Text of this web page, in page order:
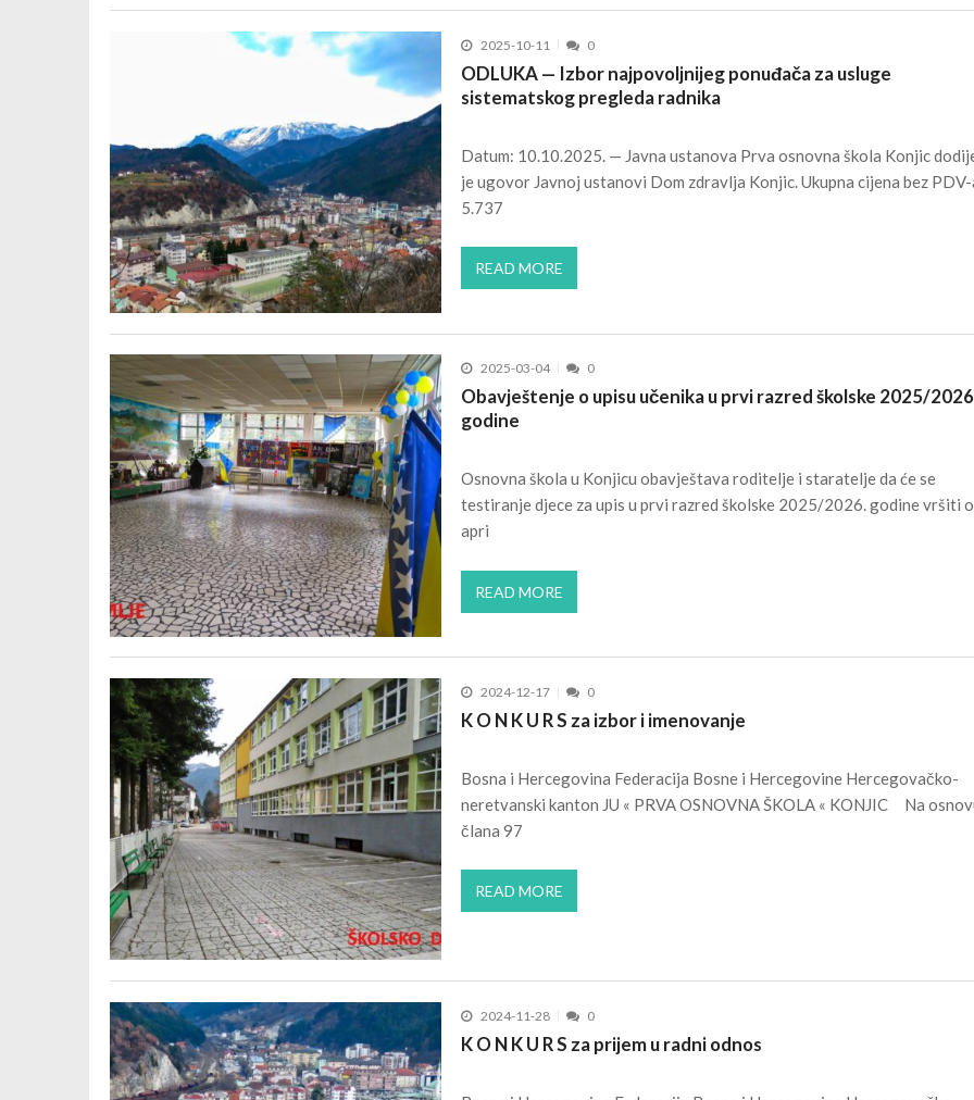
2025-10-11 0
ODLUKA — Izbor najpovoljnijeg ponuđača za usluge
sistematskog pregleda radnika
Datum: 10.10.2025. — Javna ustanova Prva osnovna škola Konjic
je ugovor Javnoj ustanovi Dom zdravlja Konjic. Ukupna cijena bez
5.737
READ MORE
2025-03-04 0
Obavještenje o upisu učenika u prvi razred školske 2025/
godine
Osnovna škola u Konjicu obavještava roditelje i staratelje da će se
testiranje djece za upis u prvi razred školske 2025/2026. godine vršiti
apri
READ MORE
2024-12-17 0
K O N K U R S za izbor i imenovanje
Bosna i Hercegovina Federacija Bosne i Hercegovine Hercegovačko-
neretvanski kanton JU « PRVA OSNOVNA ŠKOLA « KONJIC Na
člana 97
READ MORE
2024-11-28 0
K O N K U R S za prijem u radni odnos